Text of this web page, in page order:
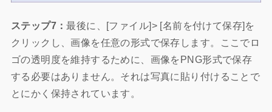
ステップ7：最後に、[ファイル]> [名前を付けて保存]を
クリックし、画像を任意の形式で保存します。ここでロ
ゴの透明度を維持するために、画像をPNG形式で保存
する必要はありません。それは写真に貼り付けることで
とにかく保持されています。